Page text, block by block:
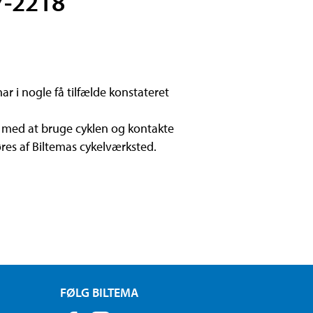
i nogle få tilfælde konstateret
at bruge cyklen og kontakte
af Biltemas cykelværksted.
FØLG BILTEMA